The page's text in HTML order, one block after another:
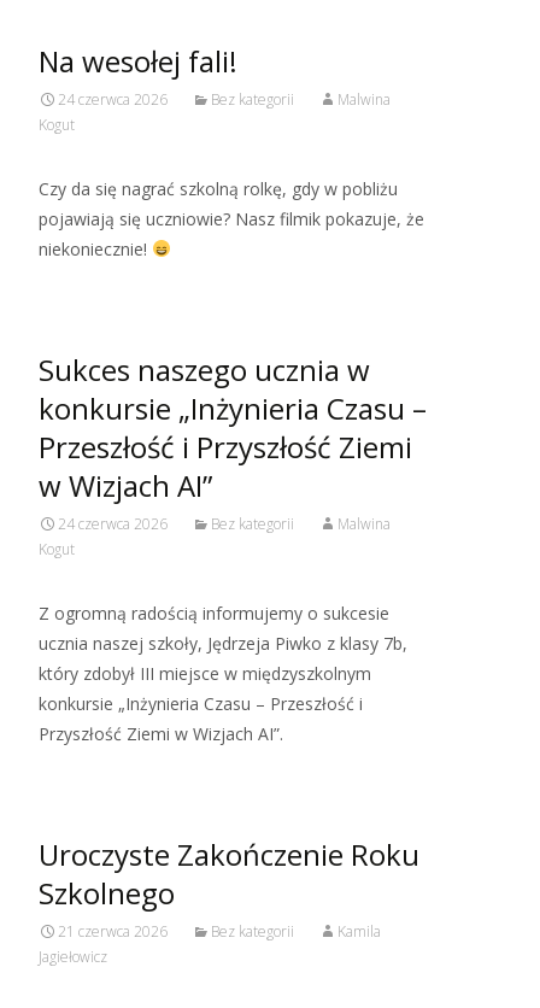
Na wesołej fali!
24 czerwca 2026 Bez kategorii
Malwina
Kogut
Czy da się nagrać szkolną rolkę, gdy w pobliżu
pojawiają się uczniowie? Nasz filmik pokazuje, że
niekoniecznie!
Sukces naszego ucznia w
konkursie „Inżynieria Czasu –
Przeszłość i Przyszłość Ziemi
w Wizjach AI”
24 czerwca 2026 Bez kategorii
Malwina
Kogut
Z ogromną radością informujemy o sukcesie
ucznia naszej szkoły, Jędrzeja Piwko z klasy 7b,
który zdobył III miejsce w międzyszkolnym
konkursie „Inżynieria Czasu – Przeszłość i
Przyszłość Ziemi w Wizjach AI”.
Uroczyste Zakończenie Roku
Szkolnego
21 czerwca 2026 Bez kategorii
Kamila
Jagiełowicz